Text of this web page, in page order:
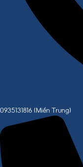
0935131816 (Miền Trung)